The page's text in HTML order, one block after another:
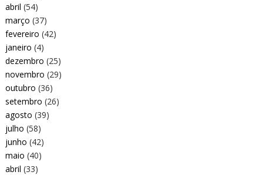
abril (54)
março (37)
fevereiro (42)
janeiro (4)
dezembro (25)
novembro (29)
outubro (36)
setembro (26)
agosto (39)
julho (58)
junho (42)
maio (40)
abril (33)